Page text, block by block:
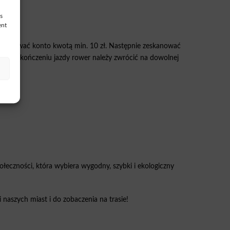
konto kwotą min. 10 zł. Następnie zeskanować
zakończeniu jazdy rower należy zwrócić na dowolnej
która wybiera wygodny, szybki i ekologiczny
miast i do zobaczenia na trasie!